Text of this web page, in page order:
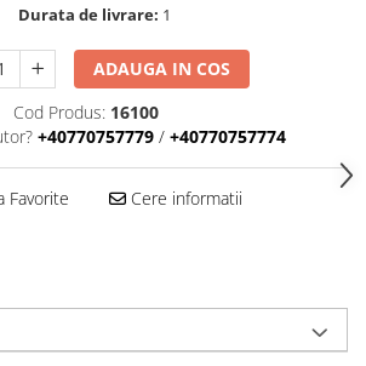
Durata de livrare: 1
ADAUGA IN COS
Cod Produs: 16100
+40770757779 / +40770757774
Favorite Cere informatii